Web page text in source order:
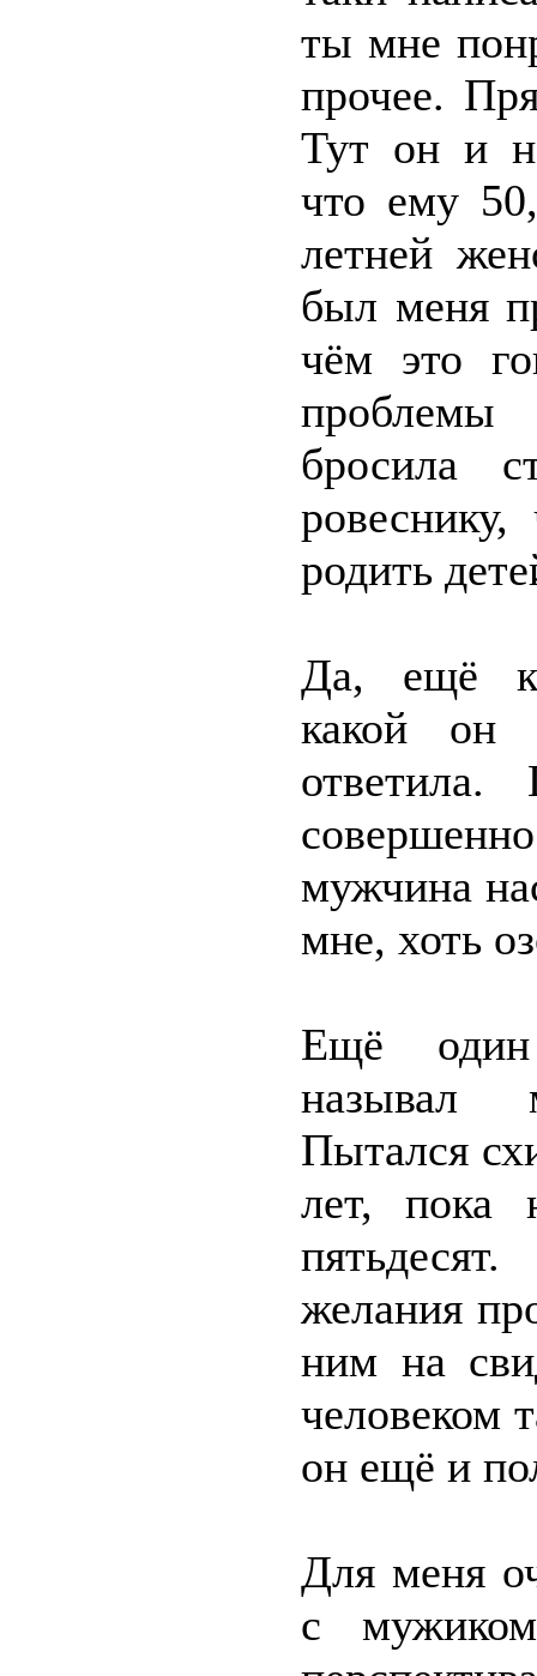
ты мне
прочее.
Тут он и
что ему
летней
был меня
чём это
проблемы
бросила
родить
Да, ещё
какой он
мужчина
мне, хоть
Ещё один
называл
Пытался
лет, пока
желания
ним на
человеком
он ещё и
Для меня
с